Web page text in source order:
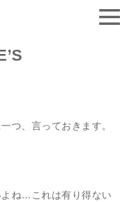
つ、言っておきます。
ね…これは有り得ない